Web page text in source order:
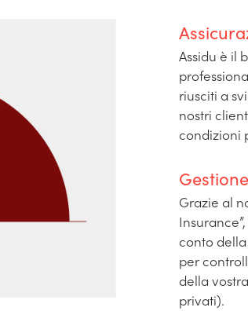
Assidu è il
riusciti a
nostri
condizioni
Grazie al
conto
per
della
privati).